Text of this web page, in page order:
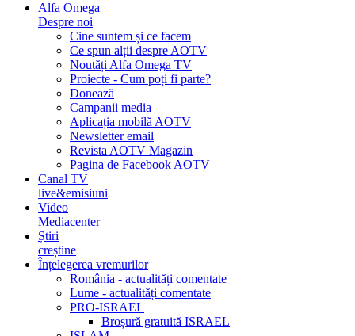
Alfa Omega
Despre noi
Cine suntem și ce facem
Ce spun alții despre AOTV
Noutăți Alfa Omega TV
Proiecte - Cum poți fi parte?
Donează
Campanii media
Aplicația mobilă AOTV
Newsletter email
Revista AOTV Magazin
Pagina de Facebook AOTV
Canal TV
live&emisiuni
Video
Mediacenter
Știri
creștine
Înțelegerea vremurilor
România - actualități comentate
Lume - actualități comentate
PRO-ISRAEL
Broșură gratuită ISRAEL